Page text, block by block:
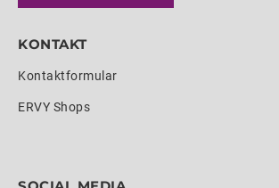
KONTAKT
Kontaktformular
ERVY Shops